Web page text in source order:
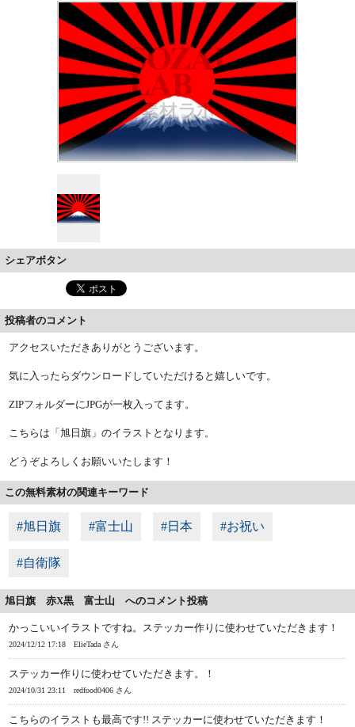
シェアボタン
投稿者のコメント
アクセスいただきありがとうございます。
気に入ったらダウンロードしていただけると嬉しいです。
ZIPフォルダーにJPGが一枚入ってます。
こちらは「旭日旗」のイラストとなります。
どうぞよろしくお願いいたします！
この無料素材の関連キーワード
#旭日旗 #富士山 #日本 #お祝い
#自衛隊
旭日旗 赤X黒 富士山 へのコメント投稿
かっこいいイラストですね。ステッカー作りに使わせていただきます！
2024/12/12 17:18 ElieTada さん
ステッカー作りに使わせていただきます。！
2024/10/31 23:11 redfood0406 さん
こちらのイラストも最高です!! ステッカーに使わせていただきます！